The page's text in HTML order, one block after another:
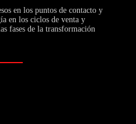
en los puntos de contacto y
en los ciclos de venta y
fases de la transformación